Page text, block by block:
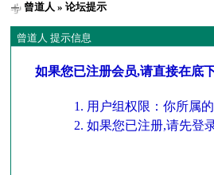
曾道人 » 论坛提示
曾道人 提示信息
如果您已注册会员,请直接在底
用户组权限：你所属
如果您已注册,请先登